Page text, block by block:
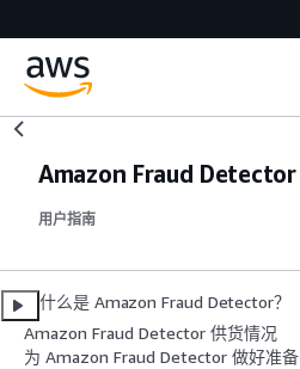
Amazon Fraud Detector
用户指南
什么是 Amazon Fraud Detector？
Amazon Fraud Detector 供货情况
为 Amazon Fraud Detector 做好准备